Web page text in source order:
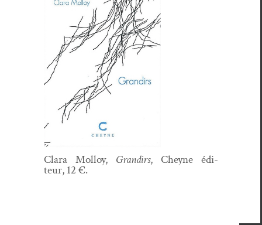
Clara Mol­loy, Grandirs, Cheyne édi­
teur, 12 €.